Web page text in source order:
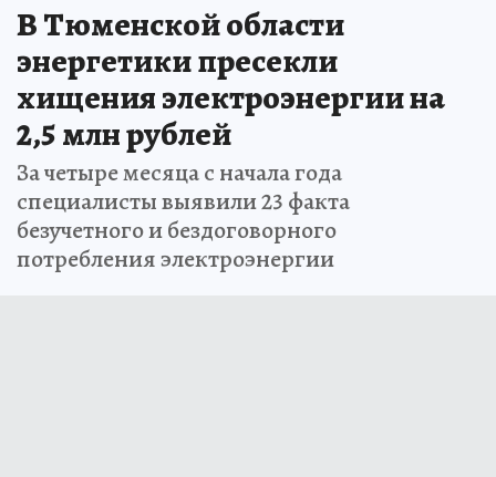
В Тюменской области
энергетики пресекли
хищения электроэнергии на
2,5 млн рублей
За четыре месяца с начала года
специалисты выявили 23 факта
безучетного и бездоговорного
потребления электроэнергии